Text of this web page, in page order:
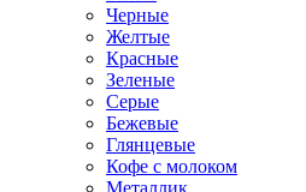
Черные
Желтые
Красные
Зеленые
Серые
Бежевые
Глянцевые
Кофе с молоком
Металлик